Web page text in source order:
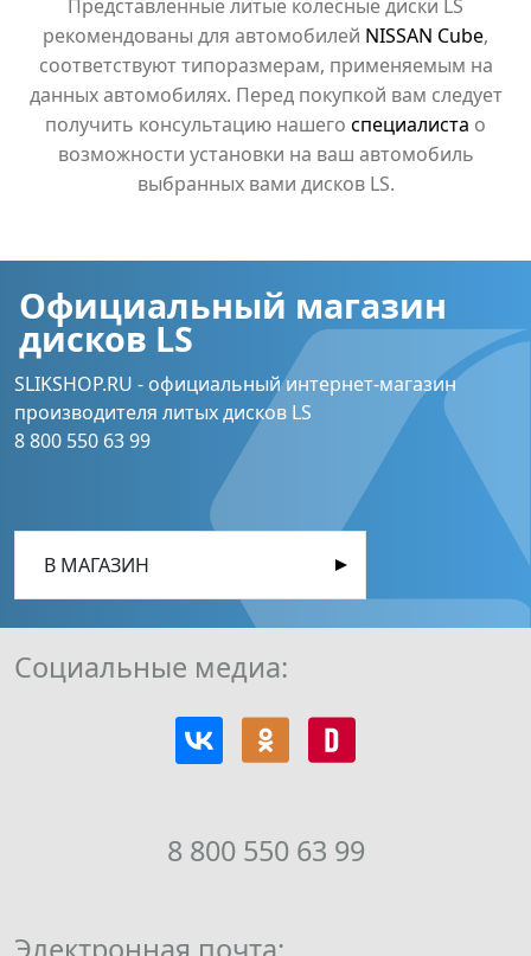
Представленные литые колесные диски LS
рекомендованы для автомобилей NISSAN Cube,
соответствуют типоразмерам, применяемым на
данных автомобилях. Перед покупкой вам следует
получить консультацию нашего специалиста о
возможности установки на ваш автомобиль
выбранных вами дисков LS.
Официальный магазин
дисков LS
SLIKSHOP.RU - официальный интернет-магазин
производителя литых дисков LS
8 800 550 63 99
В МАГАЗИН
8 800 550 63 99
Социальные медиа: